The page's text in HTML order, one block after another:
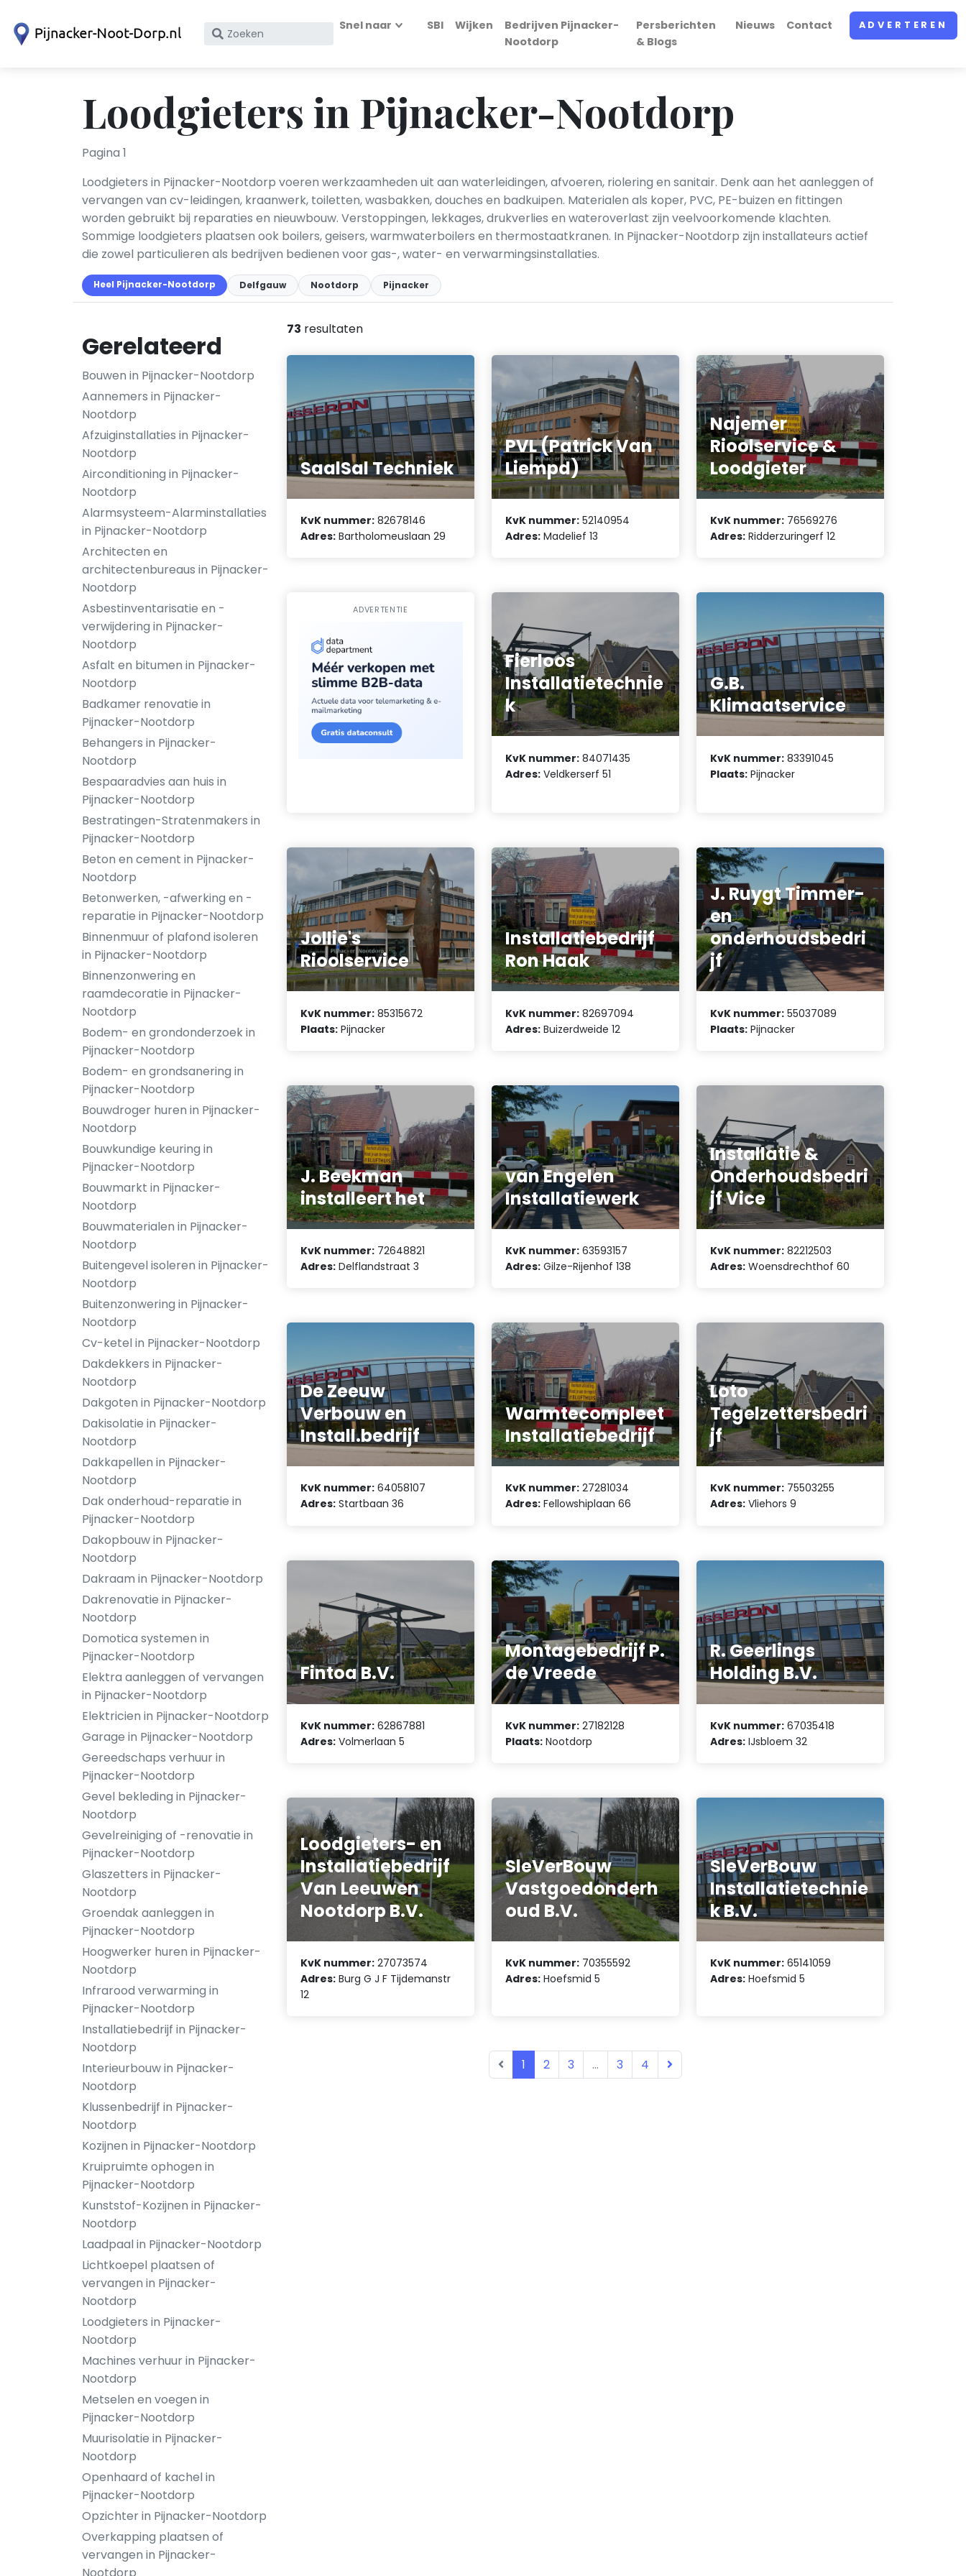
Zoek
KvK
nummer
Snel naar SBI Wijken
Bedrijven Pijnacker-
Nootdorp
Persberichten
& Blogs
Nieuws Contact ADVERTEREN
Loodgieters in Pijnacker-Nootdorp
Pagina 1
Loodgieters in Pijnacker-Nootdorp voeren werkzaamheden uit aan waterleidingen, afvoeren, riolering en sanitair. Denk aan het aanleggen of
vervangen van cv-leidingen, kraanwerk, toiletten, wasbakken, douches en badkuipen. Materialen als koper, PVC, PE-buizen en fittingen
worden gebruikt bij reparaties en nieuwbouw. Verstoppingen, lekkages, drukverlies en wateroverlast zijn veelvoorkomende klachten.
Sommige loodgieters plaatsen ook boilers, geisers, warmwaterboilers en thermostaatkranen. In Pijnacker-Nootdorp zijn installateurs actief
die zowel particulieren als bedrijven bedienen voor gas-, water- en verwarmingsinstallaties.
Heel Pijnacker-Nootdorp Delfgauw Nootdorp Pijnacker
Gerelateerd
Bouwen in Pijnacker-Nootdorp
Aannemers in Pijnacker-
Nootdorp
Afzuiginstallaties in Pijnacker-
Nootdorp
Airconditioning in Pijnacker-
Nootdorp
Alarmsysteem-Alarminstallaties
in Pijnacker-Nootdorp
Architecten en
architectenbureaus in Pijnacker-
Nootdorp
Asbestinventarisatie en -
verwijdering in Pijnacker-
Nootdorp
Asfalt en bitumen in Pijnacker-
Nootdorp
Badkamer renovatie in
Pijnacker-Nootdorp
Behangers in Pijnacker-
Nootdorp
Bespaaradvies aan huis in
Pijnacker-Nootdorp
Bestratingen-Stratenmakers in
Pijnacker-Nootdorp
Beton en cement in Pijnacker-
Nootdorp
Betonwerken, -afwerking en -
reparatie in Pijnacker-Nootdorp
Binnenmuur of plafond isoleren
in Pijnacker-Nootdorp
Binnenzonwering en
raamdecoratie in Pijnacker-
Nootdorp
Bodem- en grondonderzoek in
Pijnacker-Nootdorp
Bodem- en grondsanering in
Pijnacker-Nootdorp
Bouwdroger huren in Pijnacker-
Nootdorp
Bouwkundige keuring in
Pijnacker-Nootdorp
Bouwmarkt in Pijnacker-
Nootdorp
Bouwmaterialen in Pijnacker-
Nootdorp
Buitengevel isoleren in Pijnacker-
Nootdorp
Buitenzonwering in Pijnacker-
Nootdorp
Cv-ketel in Pijnacker-Nootdorp
Dakdekkers in Pijnacker-
Nootdorp
Dakgoten in Pijnacker-Nootdorp
Dakisolatie in Pijnacker-
Nootdorp
Dakkapellen in Pijnacker-
Nootdorp
Dak onderhoud-reparatie in
Pijnacker-Nootdorp
Dakopbouw in Pijnacker-
Nootdorp
Dakraam in Pijnacker-Nootdorp
Dakrenovatie in Pijnacker-
Nootdorp
Domotica systemen in
Pijnacker-Nootdorp
Elektra aanleggen of vervangen
in Pijnacker-Nootdorp
Elektricien in Pijnacker-Nootdorp
Garage in Pijnacker-Nootdorp
Gereedschaps verhuur in
Pijnacker-Nootdorp
Gevel bekleding in Pijnacker-
Nootdorp
Gevelreiniging of -renovatie in
Pijnacker-Nootdorp
Glaszetters in Pijnacker-
Nootdorp
Groendak aanleggen in
Pijnacker-Nootdorp
Hoogwerker huren in Pijnacker-
Nootdorp
Infrarood verwarming in
Pijnacker-Nootdorp
Installatiebedrijf in Pijnacker-
Nootdorp
Interieurbouw in Pijnacker-
Nootdorp
Klussenbedrijf in Pijnacker-
Nootdorp
Kozijnen in Pijnacker-Nootdorp
Kruipruimte ophogen in
Pijnacker-Nootdorp
Kunststof-Kozijnen in Pijnacker-
Nootdorp
Laadpaal in Pijnacker-Nootdorp
Lichtkoepel plaatsen of
vervangen in Pijnacker-
Nootdorp
Loodgieters in Pijnacker-
Nootdorp
Machines verhuur in Pijnacker-
Nootdorp
Metselen en voegen in
Pijnacker-Nootdorp
Muurisolatie in Pijnacker-
Nootdorp
Openhaard of kachel in
Pijnacker-Nootdorp
Opzichter in Pijnacker-Nootdorp
Overkapping plaatsen of
vervangen in Pijnacker-
73 resultaten
SaalSal Techniek
KvK nummer: 82678146
Adres: Bartholomeuslaan 29
PVL (Patrick Van
Liempd)
KvK nummer: 52140954
Adres: Madelief 13
Najemer
Rioolservice &
Loodgieter
KvK nummer: 76569276
Adres: Ridderzuringerf 12
ADVERTENTIE
Fierloos
Installatietechnie
k
KvK nummer: 84071435
Adres: Veldkerserf 51
G.B.
Klimaatservice
KvK nummer: 83391045
Plaats: Pijnacker
Jollie's
Rioolservice
KvK nummer: 85315672
Plaats: Pijnacker
Installatiebedrijf
Ron Haak
KvK nummer: 82697094
Adres: Buizerdweide 12
J. Ruygt Timmer-
en
onderhoudsbedri
jf
KvK nummer: 55037089
Plaats: Pijnacker
J. Beekman
installeert het
KvK nummer: 72648821
Adres: Delflandstraat 3
van Engelen
Installatiewerk
KvK nummer: 63593157
Adres: Gilze-Rijenhof 138
Installatie &
Onderhoudsbedri
jf Vice
KvK nummer: 82212503
Adres: Woensdrechthof 60
De Zeeuw
Verbouw en
Install.bedrijf
KvK nummer: 64058107
Adres: Startbaan 36
Warmtecompleet
Installatiebedrijf
KvK nummer: 27281034
Adres: Fellowshiplaan 66
Loto
Tegelzettersbedri
jf
KvK nummer: 75503255
Adres: Vliehors 9
Fintoa B.V.
KvK nummer: 62867881
Adres: Volmerlaan 5
Montagebedrijf P.
de Vreede
KvK nummer: 27182128
Plaats: Nootdorp
R. Geerlings
Holding B.V.
KvK nummer: 67035418
Adres: IJsbloem 32
Loodgieters- en
Installatiebedrijf
Van Leeuwen
Nootdorp B.V.
KvK nummer: 27073574
Adres: Burg G J F Tijdemanstr
12
SleVerBouw
Vastgoedonderh
oud B.V.
KvK nummer: 70355592
Adres: Hoefsmid 5
SleVerBouw
Installatietechnie
k B.V.
KvK nummer: 65141059
Adres: Hoefsmid 5
1 2 3 ... 3 4